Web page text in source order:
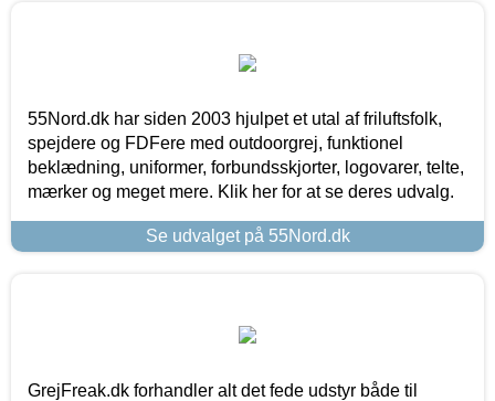
55Nord.dk har siden 2003 hjulpet et utal af friluftsfolk,
spejdere og FDFere med outdoorgrej, funktionel
beklædning, uniformer, forbundsskjorter, logovarer, telte,
mærker og meget mere. Klik her for at se deres udvalg.
Se udvalget på 55Nord.dk
GrejFreak.dk forhandler alt det fede udstyr både til